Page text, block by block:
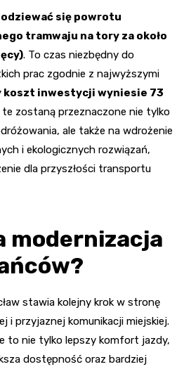
się powrotu
tramwaju na tory za około
. To czas niezbędny do
prac zgodnie z najwyższymi
koszt inwestycji wyniesie 73
te zostaną przeznaczone nie tylko
ale także na wdrożenie
i ekologicznych rozwiązań,
dla przyszłości transportu
modernizacja
stawia kolejny krok w stronę
i przyjaznej komunikacji miejskiej.
to nie tylko lepszy komfort jazdy,
dostępność oraz bardziej